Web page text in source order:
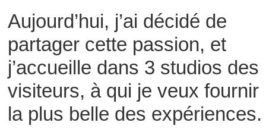
Aujourd’hui, j’ai décidé de
partager cette passion, et
j’accueille dans 3 studios des
visiteurs, à qui je veux fournir
la plus belle des expériences.